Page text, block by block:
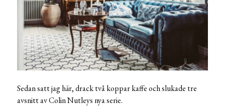
Sedan satt jag här, drack två koppar kaffe och slukade tre
avsnitt av Colin Nutleys nya serie.